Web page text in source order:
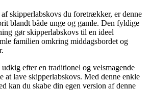
skipperlabskovs du foretrækker, er denne
blandt både unge og gamle. Den fyldige
gør skipperlabskovs til en ideel
familien omkring middagsbordet og
efter en traditionel og velsmagende
at lave skipperlabskovs. Med denne enkle
kan du skabe din egen version af denne